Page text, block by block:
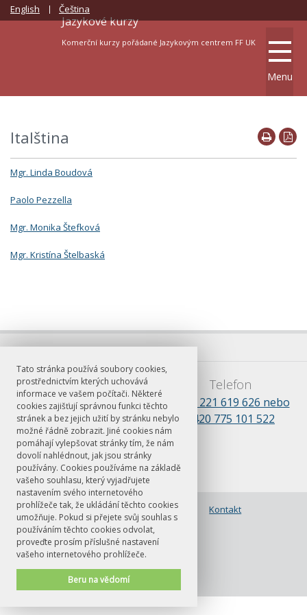
Tato stránka používá soubory cookies,
prostřednictvím kterých uchovává
informace ve vašem počítači. Některé
cookies zajišťují správnou funkci těchto
stránek a bez jejich užití by stránku nebylo
možné řádně zobrazit. Jiné cookies nám
pomáhají vylepšovat stránky tím, že nám
dovolí nahlédnout, jak jsou stránky
používány. Cookies používáme na základě
vašeho souhlasu, který vyjadřujete
nastavením svého internetového
prohlížeče tak, že ukládání těchto cookies
umožňuje. Pokud si přejete svůj souhlas s
používáním těchto cookies odvolat,
proveďte prosím příslušné nastavení
vašeho internetového prohlížeče.
Beru na vědomí
Jazykové kurzy
Komerční kurzy pořádané Jazykovým centrem FF UK
Italština
Mgr. Linda Boudová
Paolo Pezzella
Mgr. Monika Štefková
Mgr. Kristína Štelbaská
Menu
English Čeština
E-mail
barbora.kosikova@ff.cuni.cz
Telefon
+420 221 619 626 nebo
+420 775 101 522
© FF UK 2026
Nabídka kurzů a
přihlašování
Kontakt